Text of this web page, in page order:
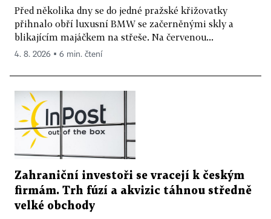
Před několika dny se do jedné pražské křižovatky
přihnalo obří luxusní BMW se začerněnými skly a
blikajícím majáčkem na střeše. Na červenou...
4. 8. 2026 ▪ 6 min. čtení
Zahraniční investoři se vracejí k českým
firmám. Trh fúzí a akvizic táhnou středně
velké obchody